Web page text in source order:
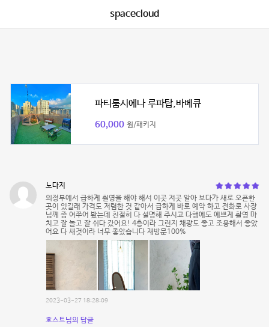
spacecloud
파티룸시에나 루파탑,바베큐
60,000 원/패키지
노다지
의정부에서 급하게 쵤영을 해야 해서 이곳 저곳 알아 보다가 새로 오픈한
곳이 있길래 가격도 저렴한 것 같아서 급하게 바로 예약 하고 전화로 사장
님께 좀 여쭈어 봤는데 친절히 다 설명해 주시고 다행에도 예쁘게 촬영 마
치고 잘 놀고 잘 쉬다 갔어요! 4층이라 그런지 채광도 좋고 조용해서 좋았
어요 다 새것이라 너무 좋았습니다 재방문100%
2023-03-27 18:28:09
호스트님의 답글